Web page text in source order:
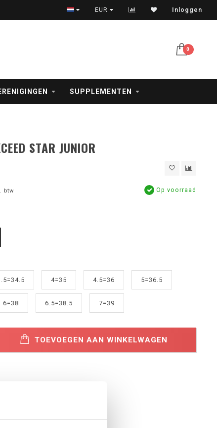
Veilig betalen met iDeal, creditcard en PayPal
EUR Inloggen
0
SUPPLEMENTEN
STAR JUNIOR
btw Op voorraad
4=35 4.5=36 5=36.5
6=38 6.5=38.5 7=39
TOEVOEGEN AAN WINKELWAGEN